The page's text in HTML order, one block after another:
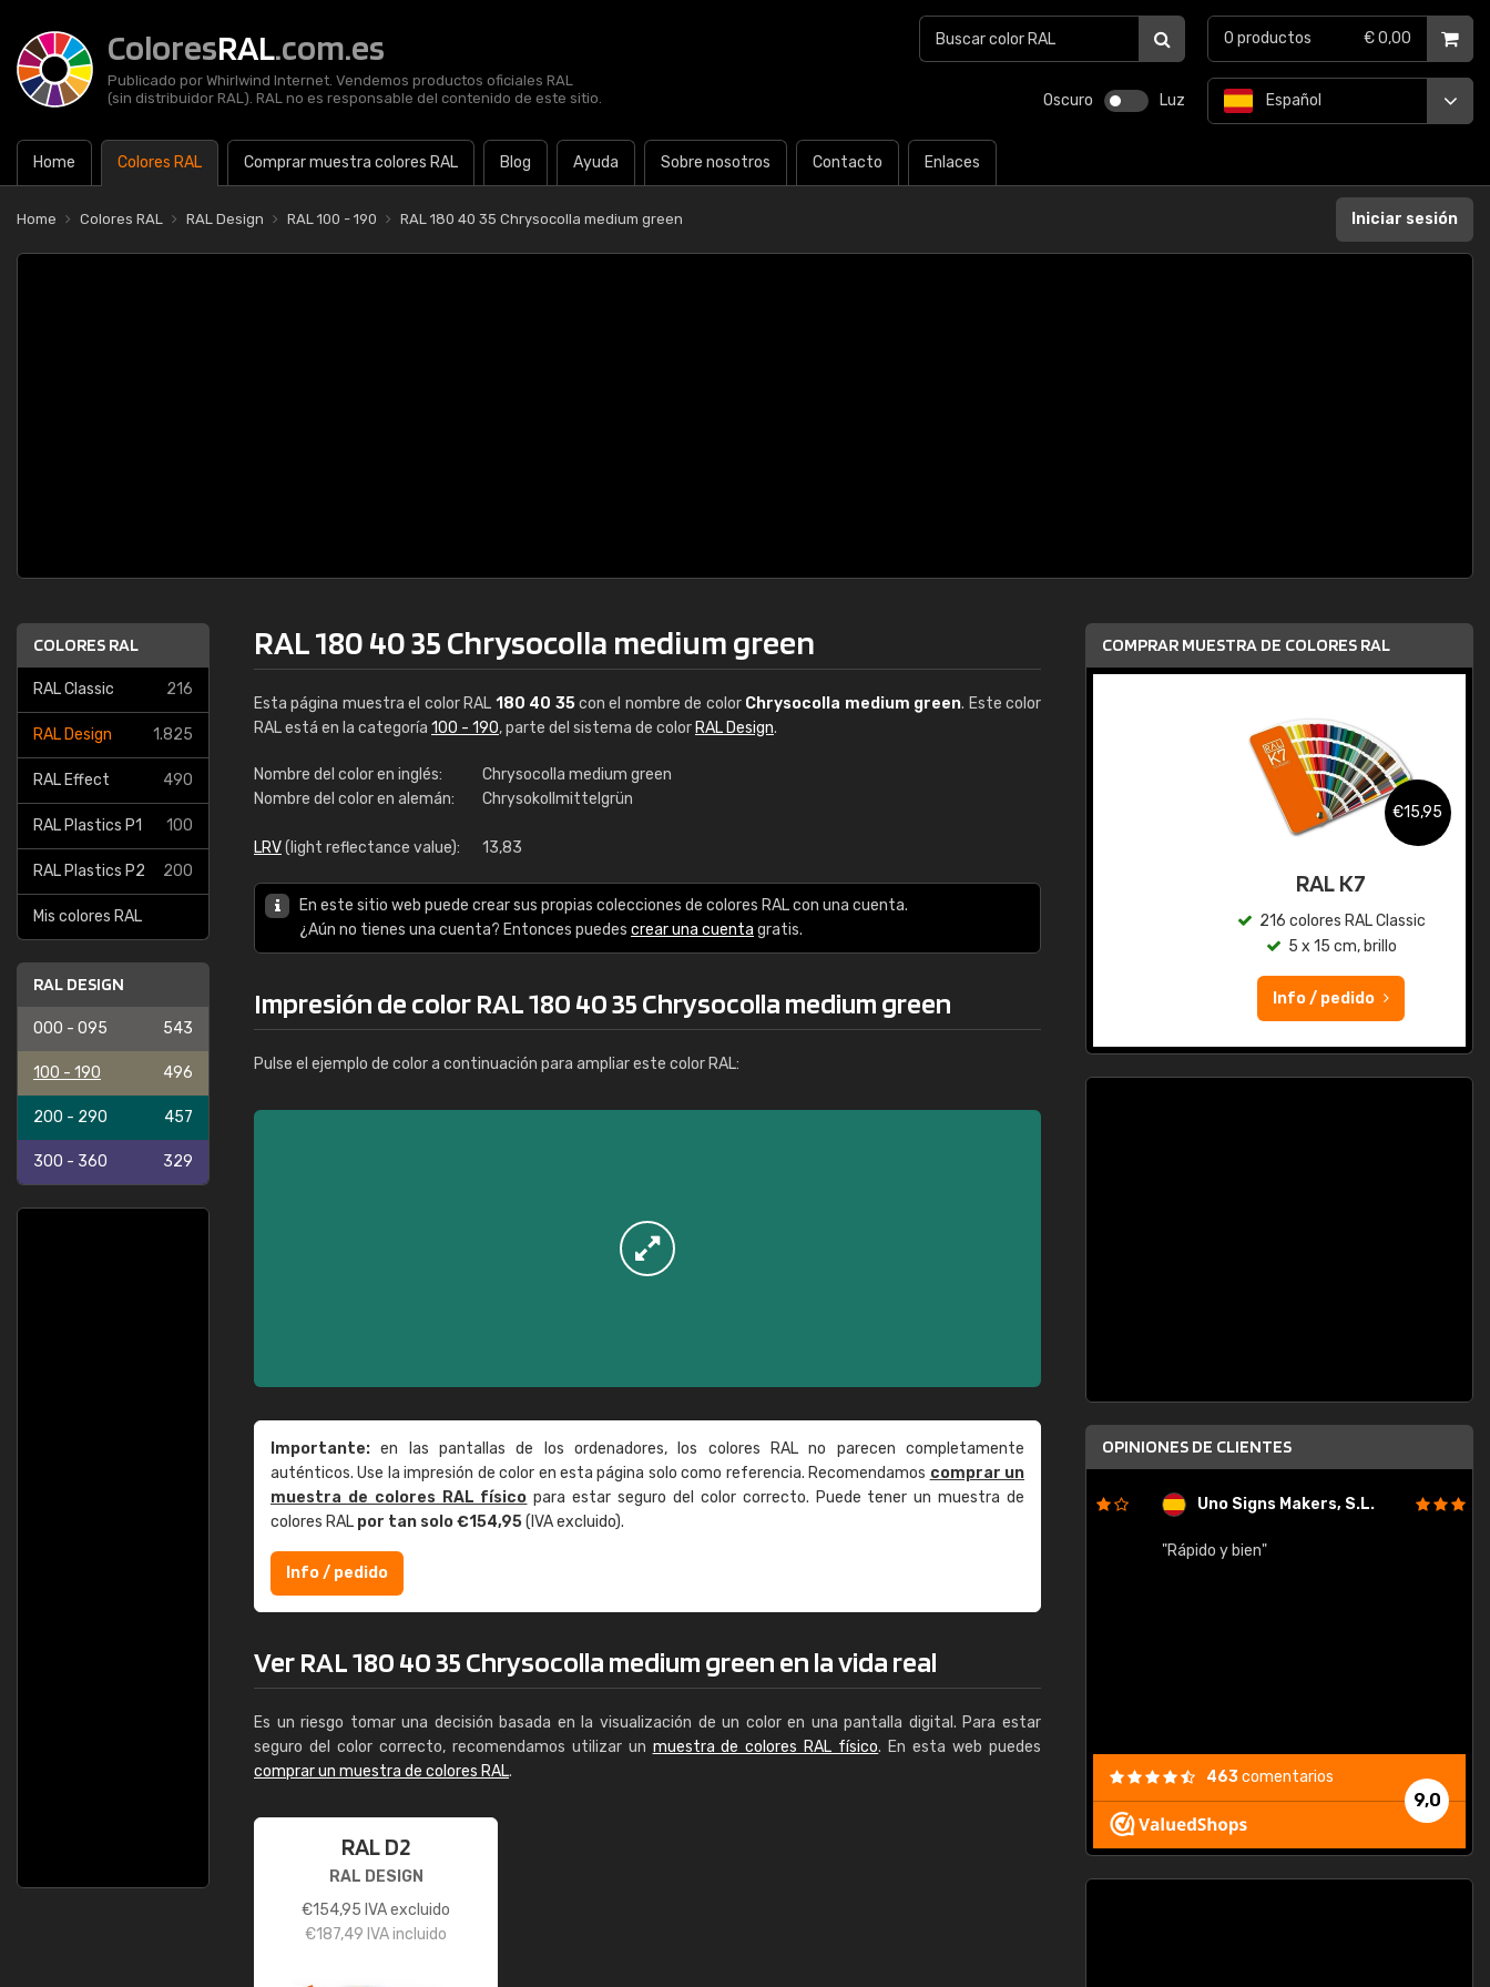
ColoresRAL.com.es
Publicado por Whirlwind Internet. Vendemos productos oficiales RAL
(sin distribuidor RAL). RAL no es responsable del contenido de este sitio.
Oscuro Luz
Home Colores RAL Comprar muestra colores RAL Blog Ayuda Sobre nosotros Contacto Enlaces
Español
0 productos € 0,00
Home Colores RAL RAL Design RAL 100 - 190 RAL 180 40 35 Chrysocolla medium green Iniciar sesión
COLORES RAL
RAL Classic 216
RAL Design 1.825
RAL Effect 490
RAL Plastics P1 100
RAL Plastics P2 200
Mis colores RAL
RAL DESIGN
000 - 095 543
100 - 190 496
200 - 290 457
300 - 360 329
RAL 180 40 35 Chrysocolla medium green
Esta página muestra el color RAL 180 40 35con el nombre de color Chrysocolla medium green. Este color
RAL está en la categoría 100 - 190, parte del sistema de color RAL Design.
Nombre del color en inglés:
Chrysocolla medium green
Nombre del color en alemán:
Chrysokollmittelgrün
LRV(light reflectance value): 13,83
En este sitio web puede crear sus propias colecciones de colores RAL con una cuenta.
¿Aún no tienes una cuenta? Entonces puedes crear una cuenta gratis.
Impresión de color RAL 180 40 35 Chrysocolla medium green
Pulse el ejemplo de color a continuación para ampliar este color RAL:
Importante: en las pantallas de los ordenadores, los colores RAL no parecen completamente
auténticos. Use la impresión de color en esta página solo como referencia. Recomendamos comprar un
muestra de colores RAL físico para estar seguro del color correcto. Puede tener un muestra de
colores RAL por tan solo €154,95(IVA excluido).
Info / pedido
Ver RAL 180 40 35 Chrysocolla medium green en la vida real
Es un riesgo tomar una decisión basada en la visualización de un color en una pantalla digital. Para estar
seguro del color correcto, recomendamos utilizar un muestra de colores RAL físico. En esta web puedes
comprar un muestra de colores RAL.
RAL D2
RAL DESIGN
€154,95 IVA excluido
€187,49 IVA incluido
COMPRAR MUESTRA DE COLORES RAL
RAL K7 a base de agua
Info / pedido
€15,95
RAL K7
216 colores RAL Classic
5 x 15 cm, brillo
Info / pedido
OPINIONES DE CLIENTES
Enrique Uno Signs Makers, S.L.
"Rápido y bien"
9,0
463comentarios